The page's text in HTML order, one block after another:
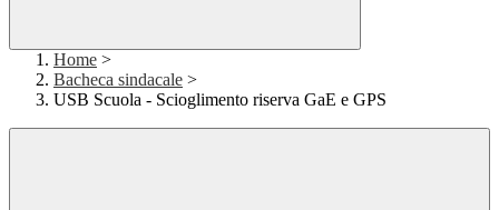
Home >
Bacheca sindacale >
USB Scuola - Scioglimento riserva GaE e GPS